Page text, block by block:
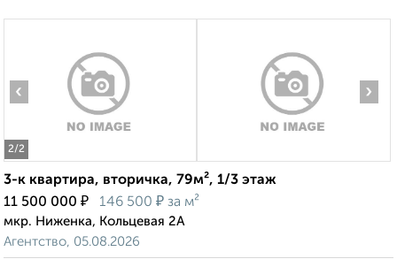
2/2
‹ ›
3-к квартира, вторичка, 79м², 1/3 этаж
11 500 000 ₽ 146 500 ₽ за м²
мкр. Ниженка, Кольцевая 2А
Агентство, 05.08.2026